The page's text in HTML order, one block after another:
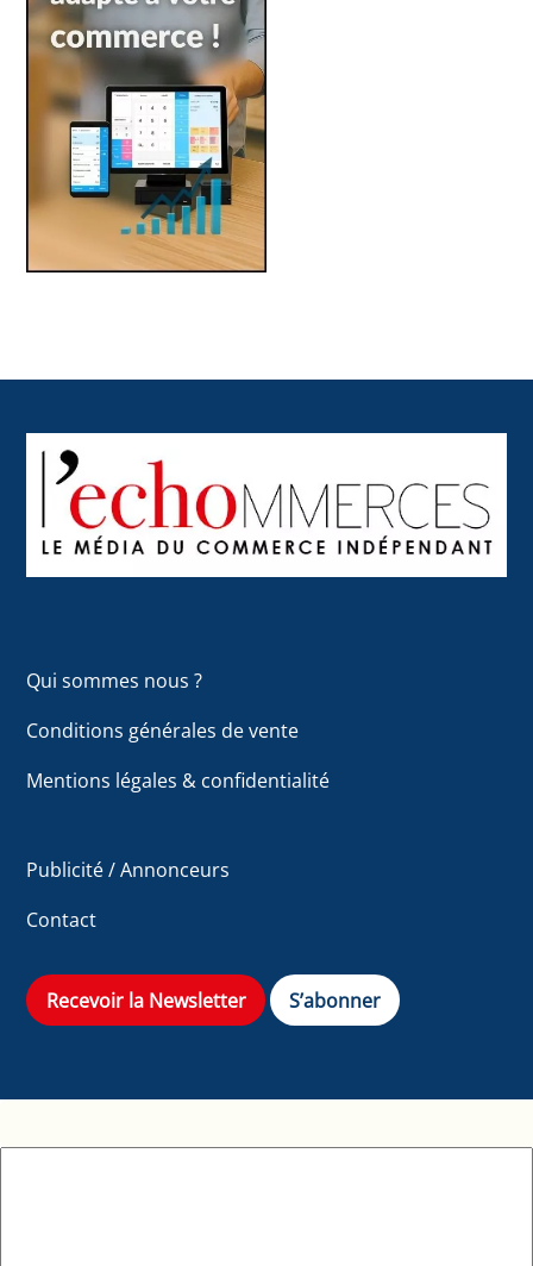
To
Top
Qui sommes nous ?
Conditions générales de vente
Mentions légales & confidentialité
Publicité / Annonceurs
Contact
Recevoir la Newsletter S’abonner